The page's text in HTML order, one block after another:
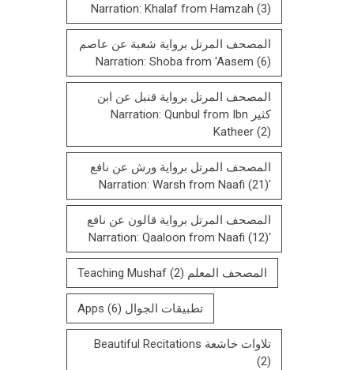
Narration: Khalaf from Hamzah (3)
المصحف المرتل برواية شعبة عن عاصم
Narration: Shoba from 'Aasem (6)
المصحف المرتل برواية قنبل عن ابن
كثير Narration: Qunbul from Ibn
Katheer (2)
المصحف المرتل برواية ورش عن نافع
'Narration: Warsh from Naafi
(21)
المصحف المرتل بروایة قالون عن نافع
'Narration: Qaaloon from Naafi
(12)
المصحف المعلم Teaching Mushaf (2)
تطبيقات الجوال Apps (6)
تلاوات خاشعة Beautiful Recitations
(2)